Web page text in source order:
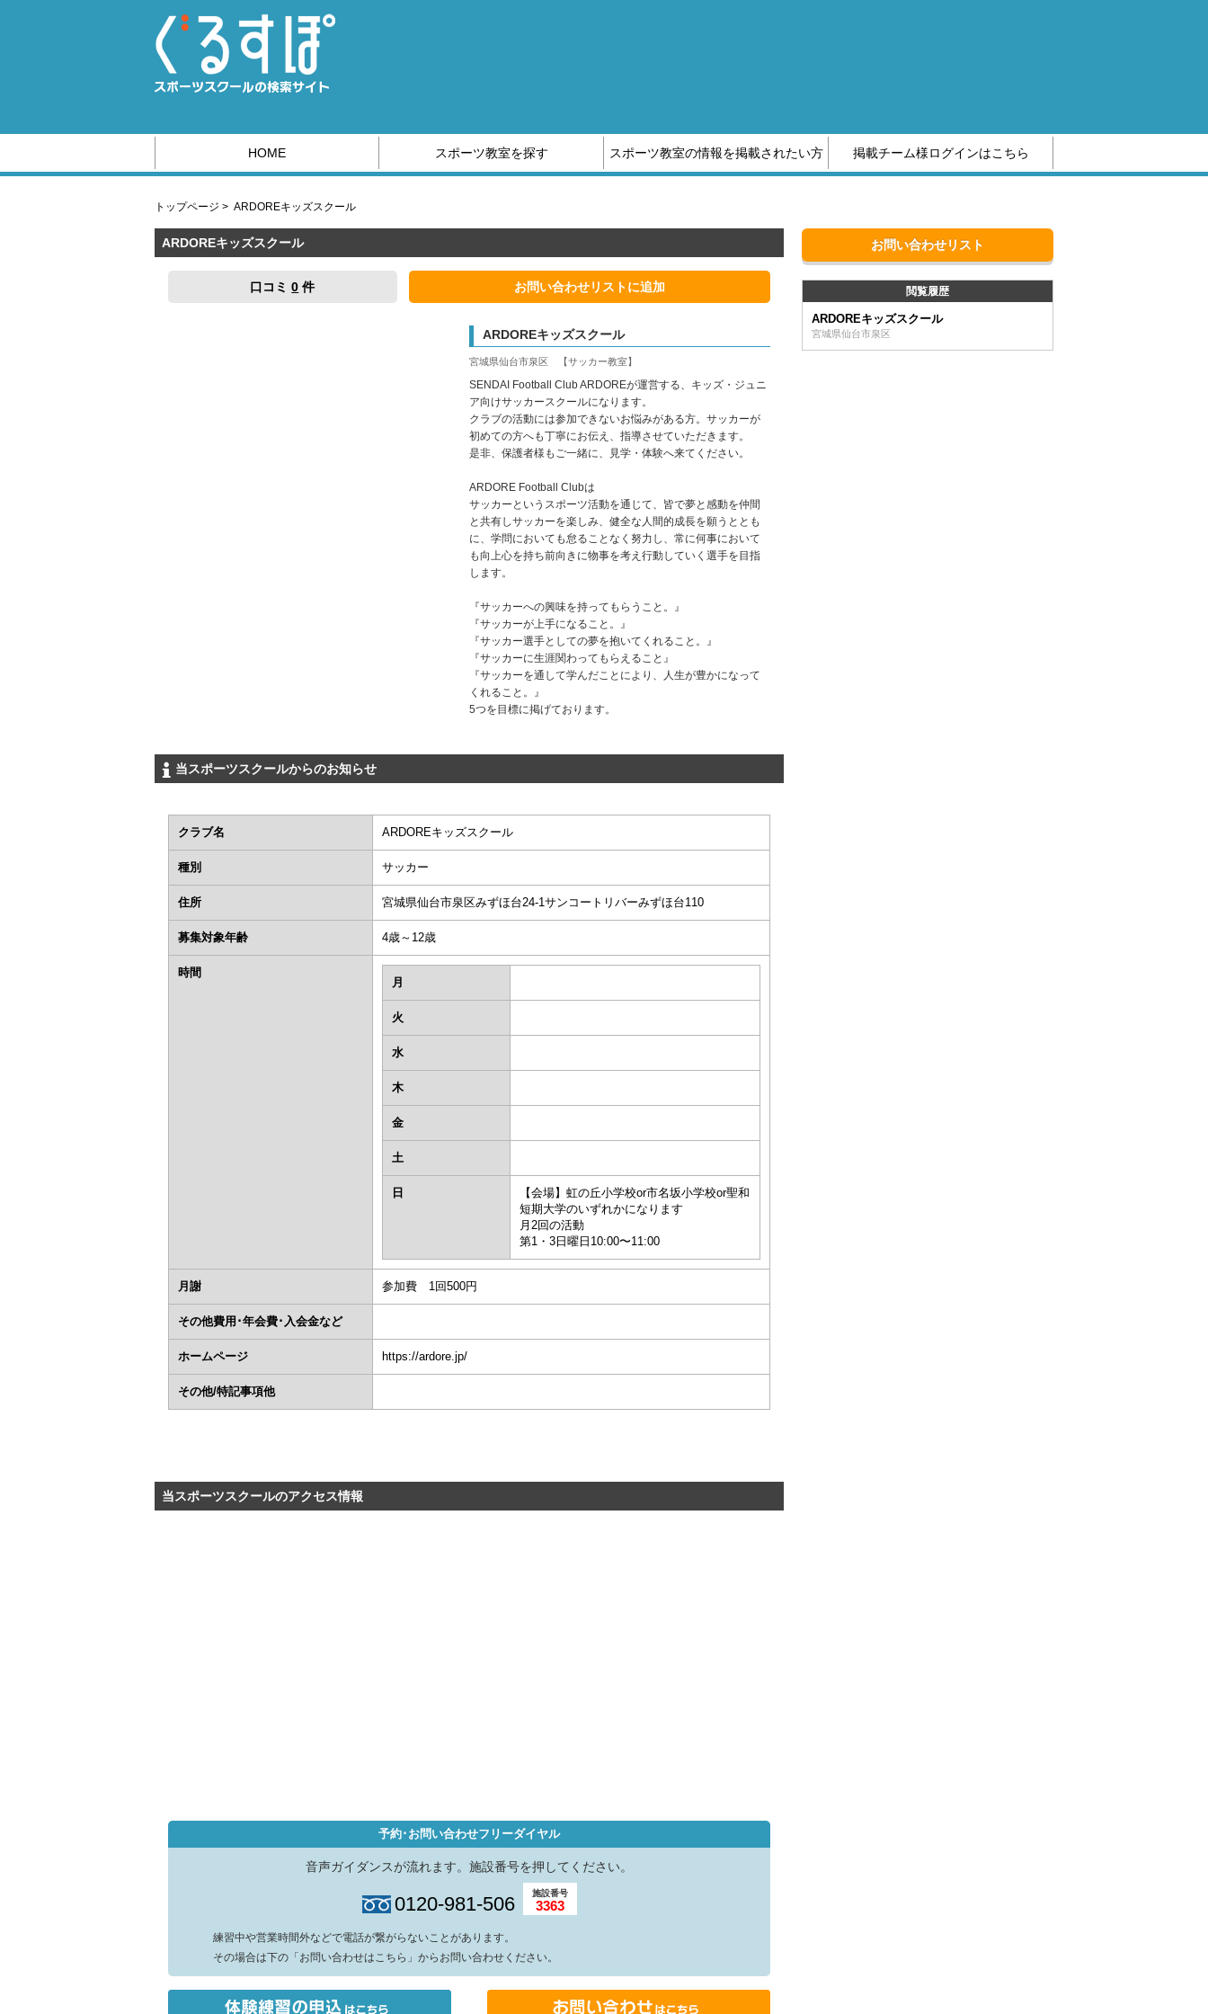
HOME スポーツ教室を探す スポーツ教室の情報を掲載されたい方 掲載チーム様ログインはこちら
トップページ > ARDOREキッズスクール
ARDOREキッズスクール
口コミ0 件 お問い合わせリストに追加
ARDOREキッズスクール
宮城県仙台市泉区 【サッカー教室】
SENDAI Football Club ARDOREが運営する、キッズ・ジュニ
ア向けサッカースクールになります。
クラブの活動には参加できないお悩みがある方。サッカーが
初めての方へも丁寧にお伝え、指導させていただきます。
是非、保護者様もご一緒に、見学・体験へ来てください。
ARDORE Football Clubは
サッカーというスポーツ活動を通じて、皆で夢と感動を仲間
と共有しサッカーを楽しみ、健全な人間的成長を願うととも
に、学問においても怠ることなく努力し、常に何事において
も向上心を持ち前向きに物事を考え行動していく選手を目指
します。
『サッカーへの興味を持ってもらうこと。』
『サッカーが上手になること。』
『サッカー選手としての夢を抱いてくれること。』
『サッカーに生涯関わってもらえること』
『サッカーを通して学んだことにより、人生が豊かになって
くれること。』
5つを目標に掲げております。
当スポーツスクールからのお知らせ
クラブ名 ARDOREキッズスクール
種別 サッカー
住所 宮城県仙台市泉区みずほ台24-1サンコートリバーみずほ台110
募集対象年齢 4歳～12歳
時間
月
火
水
木
金
土
日
【会場】虹の丘小学校or市名坂小学校or聖和
短期大学のいずれかになります
月2回の活動
第1・3日曜日10:00〜11:00
月謝 参加費 1回500円
その他費用･年会費･入会金など
ホームページ https://ardore.jp/
その他/特記事項他
当スポーツスクールのアクセス情報
予約･お問い合わせフリーダイヤル
音声ガイダンスが流れます。施設番号を押してください。
0120-981-506 施設番号
3363
練習中や営業時間外などで電話が繋がらないことがあります。
その場合は下の「お問い合わせはこちら」からお問い合わせください。
お問い合わせリスト
閲覧履歴
ARDOREキッズスクール
宮城県仙台市泉区